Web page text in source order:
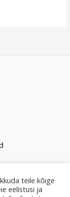
teile kõige
eelistusi ja